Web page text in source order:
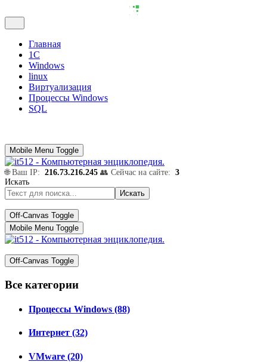
Главная
1С
Windows
linux
Виртуализация
Процессы Windows
SQL
Mobile Menu Toggle
🌐 Ваш IP: 216.73.216.245 👥 Сейчас на сайте: 3
Искать
Искать
Off-Canvas Toggle
Mobile Menu Toggle
Off-Canvas Toggle
Все категории
Процессы Windows (88)
Интернет (32)
VMware (20)